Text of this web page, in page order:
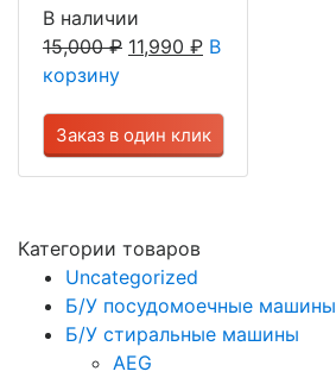
В наличии
15,000₽ 11,990 ₽ В
корзину
Заказ в один клик
Категории товаров
Uncategorized
Б/У посудомоечные машины
Б/У стиральные машины
AEG